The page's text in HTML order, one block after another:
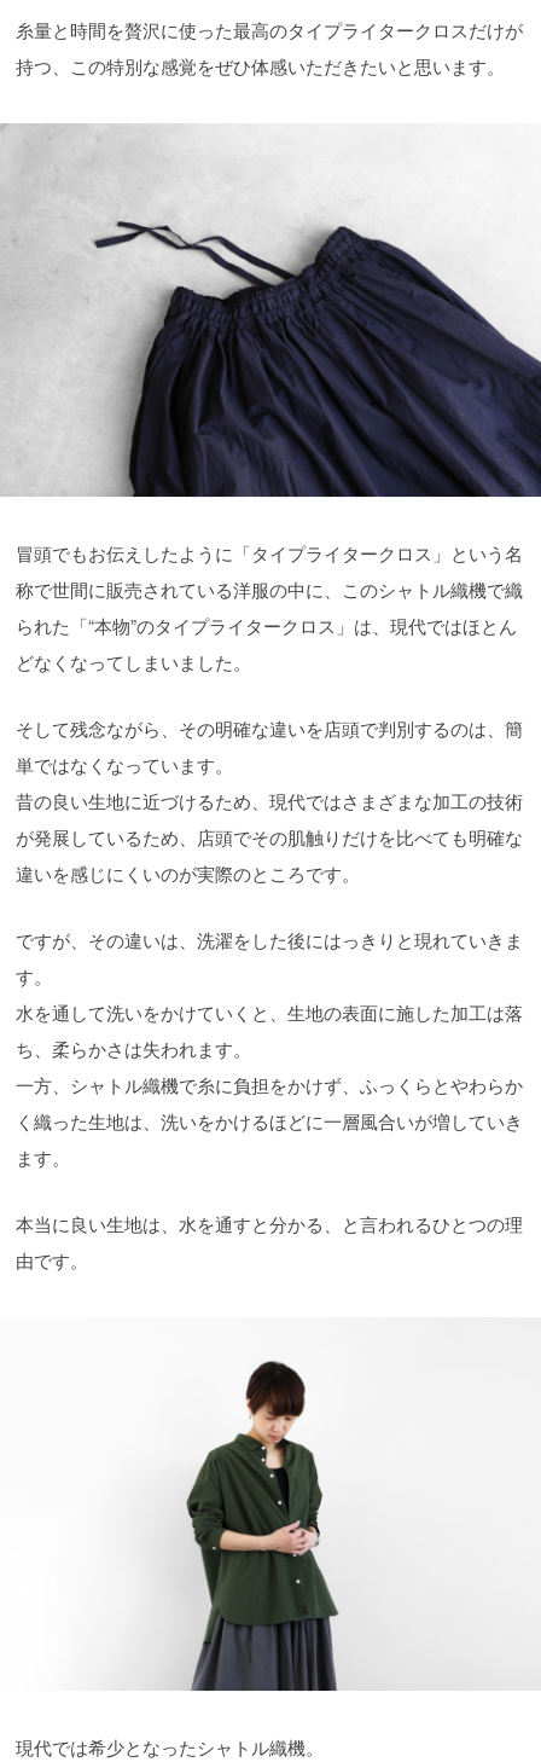
糸量と時間を贅沢に使った最高のタイプライタークロスだけが
持つ、この特別な感覚をぜひ体感いただきたいと思います。
冒頭でもお伝えしたように「タイプライタークロス」という名
称で世間に販売されている洋服の中に、このシャトル織機で織
られた「“本物”のタイプライタークロス」は、現代ではほとん
どなくなってしまいました。
そして残念ながら、その明確な違いを店頭で判別するのは、簡
単ではなくなっています。
昔の良い生地に近づけるため、現代ではさまざまな加工の技術
が発展しているため、店頭でその肌触りだけを比べても明確な
違いを感じにくいのが実際のところです。
ですが、その違いは、洗濯をした後にはっきりと現れていきま
す。
水を通して洗いをかけていくと、生地の表面に施した加工は落
ち、柔らかさは失われます。
一方、シャトル織機で糸に負担をかけず、ふっくらとやわらか
く織った生地は、洗いをかけるほどに一層風合いが増していき
ます。
本当に良い生地は、水を通すと分かる、と言われるひとつの理
由です。
現代では希少となったシャトル織機。